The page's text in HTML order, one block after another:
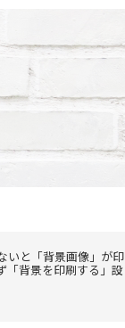
いと「背景画像」が印
「背景を印刷する」設